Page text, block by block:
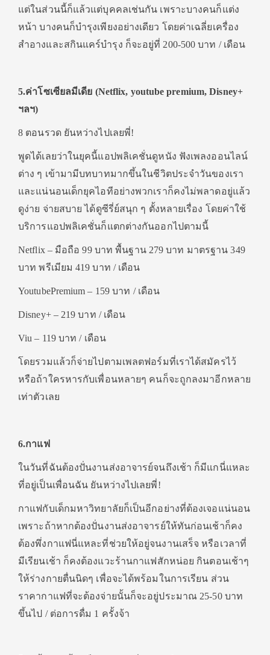
แต่ในส่วนนี้ก็แล้วแต่บุคคลเช่นกัน เพราะบางคนก็แต่ง
หน้า บางคนก็บำรุงเพียงอย่างเดียว โดยค่าเฉลี่ยเครื่อง
สำอางและสกินแคร์บำรุง ก็จะอยู่ที่ 200-500 บาท / เดือน
5.ค่าโซเซียลมีเดีย (Netflix, youtube premium, Disney+
ฯลฯ)
8 ตอนรวด ยันหว่างไปเลยพี่!
พูดได้เลยว่าในยุคนี้แอปพลิเคชั่นดูหนัง ฟังเพลงออนไลน์
ต่าง ๆ เข้ามามีบทบาทมากขึ้นในชีวิตประจำวันของเรา
และแน่นอนเด็กยุคไอทีอย่างพวกเราก็คงไม่พลาดอยู่แล้ว
ดูง่าย จ่ายสบาย ได้ดูซีรี่ย์สนุก ๆ ตั้งหลายเรื่อง โดยค่าใช้
บริการแอปพลิเคชั่นก็แตกต่างกันออกไปตามนี้
Netflix – มือถือ 99 บาท พื้นฐาน 279 บาท มาตรฐาน 349
บาท พรีเมียม 419 บาท / เดือน
YoutubePremium – 159 บาท / เดือน
Disney+ – 219 บาท / เดือน
Viu – 119 บาท / เดือน
โดยรวมแล้วก็จ่ายไปตามเพลตฟอร์มที่เราได้สมัครไว้
หรือถ้าใครหารกับเพื่อนหลายๆ คนก็จะถูกลงมาอีกหลาย
เท่าตัวเลย
6.กาแฟ
ในวันที่ฉันต้องปั่นงานส่งอาจารย์จนถึงเช้า ก็มีแกนี่แหละ
ที่อยู่เป็นเพื่อนฉัน ยันหว่างไปเลยพี่!
กาแฟกับเด็กมหาวิทยาลัยก็เป็นอีกอย่างที่ต้องเจอแน่นอน
เพราะถ้าหากต้องปั่นงานส่งอาจารย์ให้ทันก่อนเช้าก็คง
ต้องพึ่งกาแฟนี่แหละที่ช่วยให้อยู่จนงานเสร็จ หรือเวลาที่
มีเรียนเช้า ก็คงต้องแวะร้านกาแฟสักหน่อย กินตอนเช้าๆ
ให้ร่างกายตื่นนิดๆ เพื่อจะได้พร้อมในการเรียน ส่วน
ราคากาแฟที่จะต้องจ่ายนั้นก็จะอยู่ประมาณ 25-50 บาท
ขึ้นไป / ต่อการดื่ม 1 ครั้งจ้า